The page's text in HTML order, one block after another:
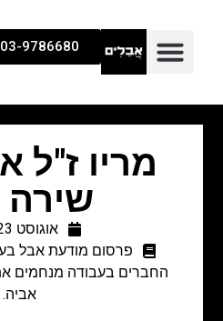
03-9786680
מריו ז"ל
שירה
אוגוסט 23, 2011
פרסום מודעת אבל
החברים בעבודה מנחמים
אביה.